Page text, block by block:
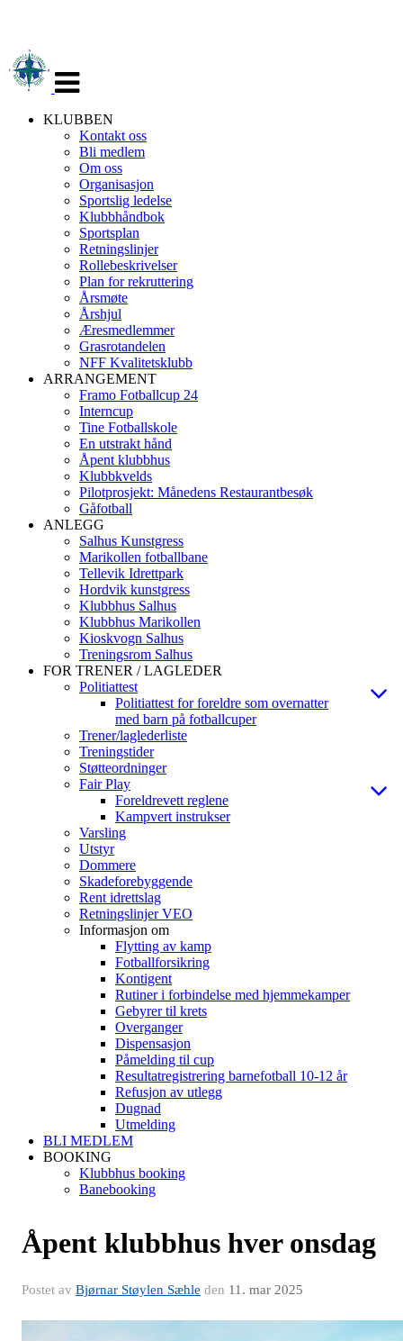
navigasjon
KLUBBEN
Kontakt oss
Bli medlem
Om oss
Organisasjon
Sportslig ledelse
Klubbhåndbok
Sportsplan
Retningslinjer
Rollebeskrivelser
Plan for rekruttering
Årsmøte
Årshjul
Æresmedlemmer
Grasrotandelen
NFF Kvalitetsklubb
ARRANGEMENT
Framo Fotballcup 24
Interncup
Tine Fotballskole
En utstrakt hånd
Åpent klubbhus
Klubbkvelds
Pilotprosjekt: Månedens Restaurantbesøk
Gåfotball
ANLEGG
Salhus Kunstgress
Marikollen fotballbane
Tellevik Idrettpark
Hordvik kunstgress
Klubbhus Salhus
Klubbhus Marikollen
Kioskvogn Salhus
Treningsrom Salhus
FOR TRENER / LAGLEDER
Politiattest
Politiattest for foreldre som overnatter
med barn på fotballcuper
Trener/laglederliste
Treningstider
Støtteordninger
Fair Play
Foreldrevett reglene
Kampvert instrukser
Varsling
Utstyr
Dommere
Skadeforebyggende
Rent idrettslag
Retningslinjer VEO
Informasjon om
Flytting av kamp
Fotballforsikring
Kontigent
Rutiner i forbindelse med hjemmekamper
Gebyrer til krets
Overganger
Dispensasjon
Påmelding til cup
Resultatregistrering barnefotball 10-12 år
Refusjon av utlegg
Dugnad
Utmelding
BLI MEDLEM
BOOKING
Klubbhus booking
Banebooking
Åpent klubbhus hver onsdag
Postet av Bjørnar Støylen Sæhle den 11. mar 2025